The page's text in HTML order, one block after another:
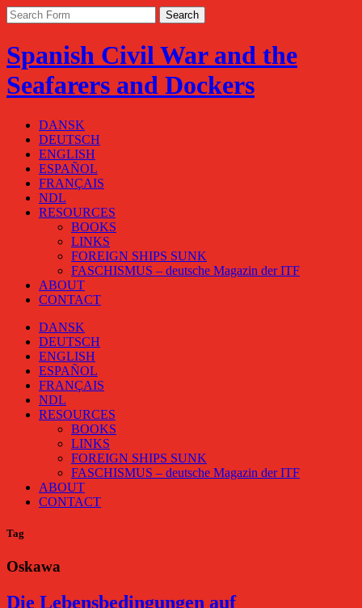
Spanish Civil War and the
Seafarers and Dockers
DANSK
DEUTSCH
ENGLISH
ESPAÑOL
FRANÇAIS
NDL
RESOURCES
BOOKS
LINKS
FOREIGN SHIPS SUNK
FASCHISMUS – deutsche Magazin der ITF
ABOUT
CONTACT
DANSK
DEUTSCH
ENGLISH
ESPAÑOL
FRANÇAIS
NDL
RESOURCES
BOOKS
LINKS
FOREIGN SHIPS SUNK
FASCHISMUS – deutsche Magazin der ITF
ABOUT
CONTACT
Tag
Oskawa
Die Lebensbedingungen auf